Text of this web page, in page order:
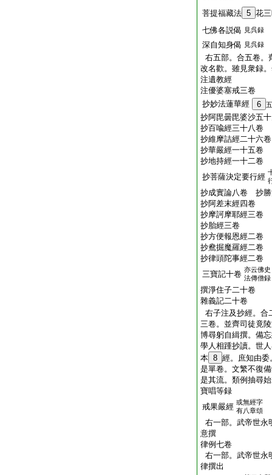
菩提福藏法 5 花
七佛各説偈 見呉録
深自知身偈 見呉録
右五部。合五卷。
改名歡。雖見衆録
注遺教經
注優婆塞戒三卷
抄妙法蓮華經
6
抄阿毘曇毘婆沙五
抄百喩經三十八卷
抄維摩詰經二十六卷
抄華嚴經一十五卷
抄地持經一十二卷
抄菩薩決定要行經
抄成實論八卷 抄勝
抄阿差末經四卷
抄摩訶摩耶經三卷
抄胎經三卷
抄方便報恩經二卷
抄鴦掘魔羅經二卷
抄律頭陀事經二卷
三寶記十卷 亦云佛史
法傳僧録
撰淨住子二十卷
雜義記二十卷
右子注及抄經。合
三卷。並齊司徒竟
博尋躬自緝撰。備
學人相踵抄讀。世
本 8 經。庶知由委
是單卷。文繁不復
是其流。類例抽尋
寶唱等録
戒果嚴經 或無經字
有八章頌
右一部。武帝世永
意撰
律例七卷
右一部。武帝世永
律撰出